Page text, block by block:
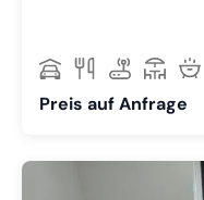
Preis auf Anfrage